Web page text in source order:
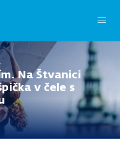
Na Štvanici
v čele s